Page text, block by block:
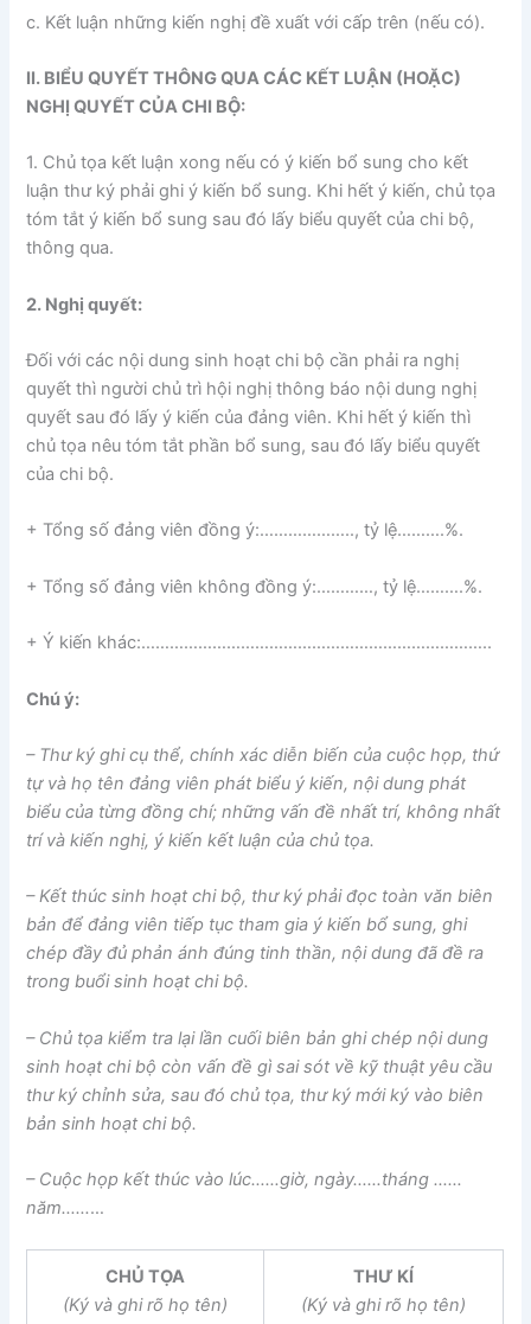
c. Kết luận những kiến nghị đề xuất với cấp trên (nếu có).
II. BIỂU QUYẾT THÔNG QUA CÁC KẾT LUẬN (HOẶC)
NGHỊ QUYẾT CỦA CHI BỘ:
1. Chủ tọa kết luận xong nếu có ý kiến bổ sung cho kết
luận thư ký phải ghi ý kiến bổ sung. Khi hết ý kiến, chủ tọa
tóm tắt ý kiến bổ sung sau đó lấy biểu quyết của chi bộ,
thông qua.
2. Nghị quyết:
Đối với các nội dung sinh hoạt chi bộ cần phải ra nghị
quyết thì người chủ trì hội nghị thông báo nội dung nghị
quyết sau đó lấy ý kiến của đảng viên. Khi hết ý kiến thì
chủ tọa nêu tóm tắt phần bổ sung, sau đó lấy biểu quyết
của chi bộ.
+ Tổng số đảng viên đồng ý:……………….., tỷ lệ……….%.
+ Tổng số đảng viên không đồng ý:…………, tỷ lệ……….%.
+ Ý kiến khác:………………………………………………………………..
Chú ý:
– Thư ký ghi cụ thể, chính xác diễn biến của cuộc họp, thứ
tự và họ tên đảng viên phát biểu ý kiến, nội dung phát
biểu của từng đồng chí; những vấn đề nhất trí, không nhất
trí và kiến nghị, ý kiến kết luận của chủ tọa.
– Kết thúc sinh hoạt chi bộ, thư ký phải đọc toàn văn biên
bản để đảng viên tiếp tục tham gia ý kiến bổ sung, ghi
chép đầy đủ phản ánh đúng tinh thần, nội dung đã đề ra
trong buổi sinh hoạt chi bộ.
– Chủ tọa kiểm tra lại lần cuối biên bản ghi chép nội dung
sinh hoạt chi bộ còn vấn đề gì sai sót về kỹ thuật yêu cầu
thư ký chỉnh sửa, sau đó chủ tọa, thư ký mới ký vào biên
bản sinh hoạt chi bộ.
– Cuộc họp kết thúc vào lúc……giờ, ngày……tháng ……
năm………
CHỦ TỌA
(Ký và ghi rõ họ tên)
THƯ KÍ
(Ký và ghi rõ họ tên)